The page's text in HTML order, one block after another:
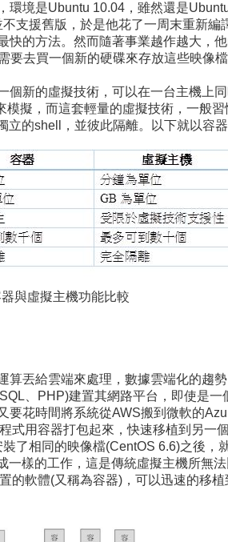
境是Ubuntu 10.04，雖然還是
支援舊版，於是他花了一周末重新編
的方法。然而隨著事業越作越大，
去買一個新的硬碟來存放這些映像
新的虛擬技術，可以在一台主機上
擬，而這套輕量的虛擬技術，一般
的shell，並彼此隔離。以下就以容
與虛擬主機功能比較
丟給雲端來處理，數據雲端化的趨
、PHP)建置其網路平台，即使是
花時間將系統從AWS搬到微軟的
用容器打包起來，快速移植到另一
了相同的映像檔(CentOS 6.6)之後，
樣的工作，這是傳統虛擬主機所無
的軟體(又稱為容器)，可以迅速的移